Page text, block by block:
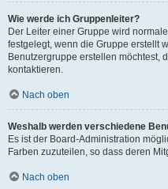
Wie werde ich Gruppenleiter?
Der Leiter einer Gruppe wird
festgelegt, wenn die Gruppe erstellt
Benutzergruppe erstellen möchtest,
kontaktieren.
Nach oben
Weshalb werden verschiedene
Es ist der Board-Administration
Farben zuzuteilen, so dass deren
Nach oben